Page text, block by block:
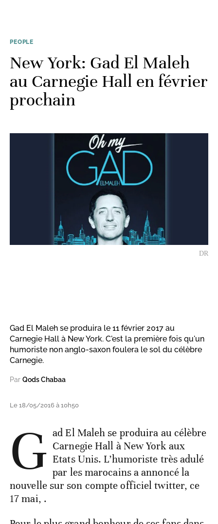
PEOPLE
New York: Gad El Maleh
au Carnegie Hall en février
prochain
DR
Gad El Maleh se produira le 11 février 2017 au
Carnegie Hall à New York. C'est la première fois qu'un
humoriste non anglo-saxon foulera le sol du célèbre
Carnegie.
Par Qods Chabaa
Le 18/05/2016 à 10h50
G ad El Maleh se produira au célèbre
Carnegie Hall à New York aux
Etats Unis. L’humoriste très adulé
par les marocains a annoncé la
nouvelle sur son compte officiel twitter, ce
17 mai, .